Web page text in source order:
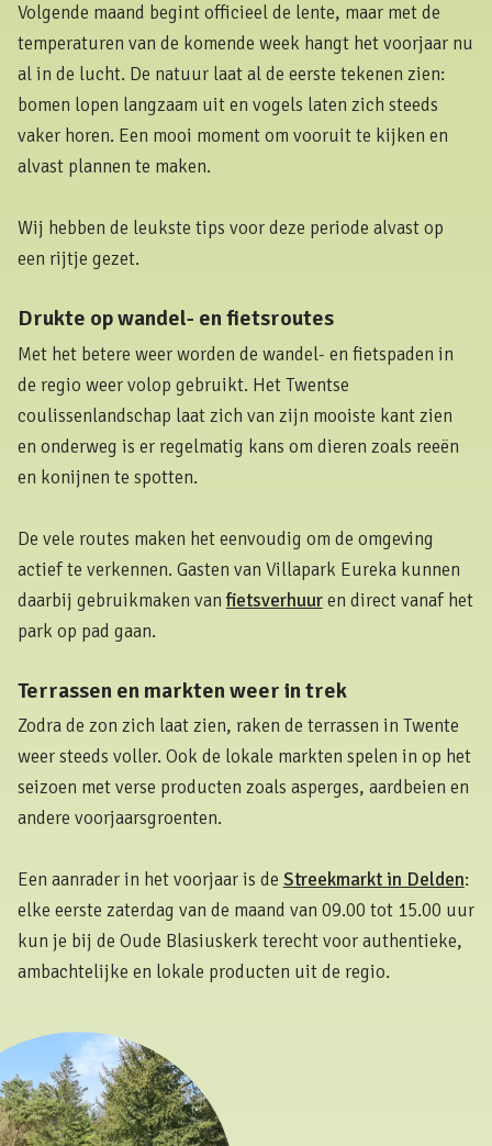
Volgende maand begint officieel de lente, maar met de
temperaturen van de komende week hangt het voorjaar nu
al in de lucht. De natuur laat al de eerste tekenen zien:
bomen lopen langzaam uit en vogels laten zich steeds
vaker horen. Een mooi moment om vooruit te kijken en
alvast plannen te maken.
Wij hebben de leukste tips voor deze periode alvast op
een rijtje gezet.
Drukte op wandel- en fietsroutes
Met het betere weer worden de wandel- en fietspaden in
de regio weer volop gebruikt. Het Twentse
coulissenlandschap laat zich van zijn mooiste kant zien
en onderweg is er regelmatig kans om dieren zoals reeën
en konijnen te spotten.
De vele routes maken het eenvoudig om de omgeving
actief te verkennen. Gasten van Villapark Eureka kunnen
daarbij gebruikmaken vanfietsverhuuren direct vanaf het
park op pad gaan.
Terrassen en markten weer in trek
Zodra de zon zich laat zien, raken de terrassen in Twente
weer steeds voller. Ook de lokale markten spelen in op het
seizoen met verse producten zoals asperges, aardbeien en
andere voorjaarsgroenten.
Een aanrader in het voorjaar is de Streekmarkt in Delden:
elke eerste zaterdag van de maand van 09.00 tot 15.00 uur
kun je bij de Oude Blasiuskerk terecht voor authentieke,
ambachtelijke en lokale producten uit de regio.